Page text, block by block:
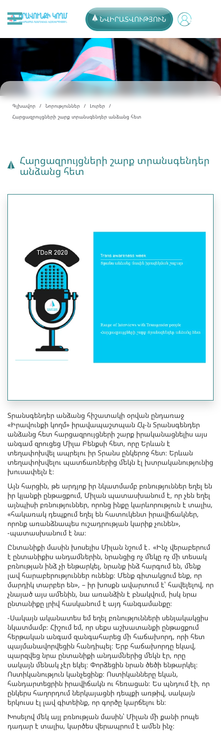
ՆՎԻՐԱՏՎՈՒԹՅՈՒՆ
Գլխավոր Նորություններ
Լուրեր
Հարցազրույցների շարք տրանսգենդեր անձանց հետ
Հարցազրույցների շարք տրանսգենդեր
անձանց հետ
Տրանսգենդեր անձանց հիշատակի օրվան ընդառաջ
«Իրավունքի կողմ» իրավապաշտպան Հկ-ն Տրանսգենդեր
անձանց հետ հարցազրույցների շարք իրականացնելիս այս
անգամ զրուցեց Միլա Բենքսի հետ, որը Երևան է
տեղափոխվել ապրելու իր Տրանս ընկերոջ հետ։ Երևան
տեղափոխվելու պատճառներից մեկն էլ խտրականությունից
խուսափելն է։
Այն հարցին, թե արդյոք իր նկատմամբ բռնություններ եղել են
իր կյանքի ընթացքում, Միլան պատասխանում է, որ չեն եղել
այնպիսի բռնություններ, որոնց ինքը կարևորություն է տալիս,
«հակառակ դեպքում եղել են հատուկենտ իրավիճակներ,
որոնք առանձնապես ուշադրության կարիք չունեն»,
-պատասխանում է նա։
Ընտանիքի մասին խոսելիս Միլան նշում է․ «Ինչ վերաբերում
է ընտանիքիս անդամներին, նրանցից ոչ մեկը ոչ մի տեսակ
բռնության ինձ չի ենթարկել, նրանք ինձ հարգում են, մենք
լավ հարաբերություններ ունենք։ Մենք գիտակցում ենք, որ
մարդիկ տարբեր են», – իր խոսքն ավարտում է՝ հավելելով, որ
չնայած այս ամենին, նա առանձին է բնակվում, իսկ նրա
ընտանիքը լրիվ հասկանում է այդ հանգամանքը։
-Սակայն ականատես եմ եղել բռնությունների սենյակակցիս
նկատմամբ։ Հիշում եմ, որ սեքս աշխատանքի ընթացքում
հերթական անգամ զանգահարեց մի հաճախորդ, որի հետ
պայմանավորվեցին հանդիպել։ Երբ հաճախորդը եկավ,
պարզվեց նրա ընտանիքի անդամներից մեկն էր, որը
սակայն մենակ չէր եկել։ Փորձեցին նրան ծեծի ենթարկել։
Ոստիկանություն կանչեցինք։ Ոստիկանները եկան,
հանդարտեցրին իրավիճակն ու հեռացան։ Ես պնդում էի, որ
ընկերս հաղորդում ներկայացնի դեպքի առթիվ, սակայն
երկուսս էլ լավ գիտեինք, որ գործը կարճելու են։
Խոսելով մեկ այլ բռնության մասին՝ Միլան մի քանի րոպե
դադար է տալիս, կարծես վերապրում է ամեն ինչ։